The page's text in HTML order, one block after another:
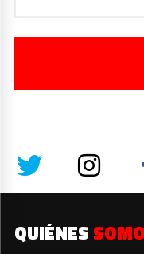
QUIÉNES